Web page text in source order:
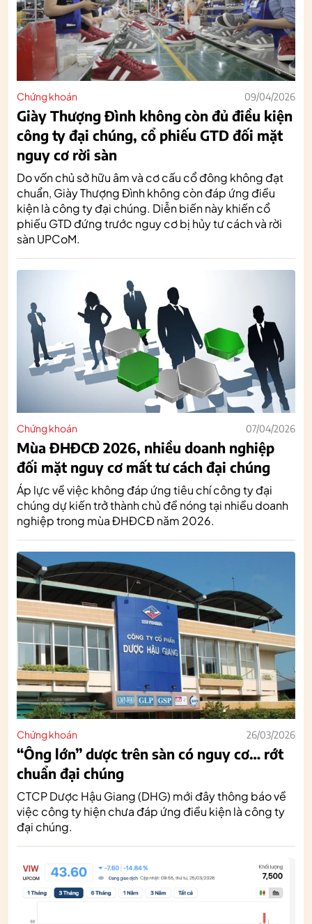
Chứng khoán 09/04/2026
Giày Thượng Đình không còn đủ điều kiện
công ty đại chúng, cổ phiếu GTD đối mặt
nguy cơ rời sàn
Do vốn chủ sở hữu âm và cơ cấu cổ đông không đạt
chuẩn, Giày Thượng Đình không còn đáp ứng điều
kiện là công ty đại chúng. Diễn biến này khiến cổ
phiếu GTD đứng trước nguy cơ bị hủy tư cách và rời
sàn UPCoM.
Chứng khoán 07/04/2026
Mùa ĐHĐCĐ 2026, nhiều doanh nghiệp
đối mặt nguy cơ mất tư cách đại chúng
Áp lực về việc không đáp ứng tiêu chí công ty đại
chúng dự kiến trở thành chủ đề nóng tại nhiều doanh
nghiệp trong mùa ĐHĐCĐ năm 2026.
Chứng khoán 26/03/2026
“Ông lớn” dược trên sàn có nguy cơ… rớt
chuẩn đại chúng
CTCP Dược Hậu Giang (DHG) mới đây thông báo về
việc công ty hiện chưa đáp ứng điều kiện là công ty
đại chúng.